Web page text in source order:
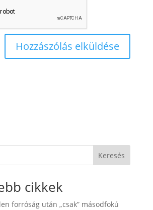
Keresés
cikkek
forróság után „csak” másodfokú